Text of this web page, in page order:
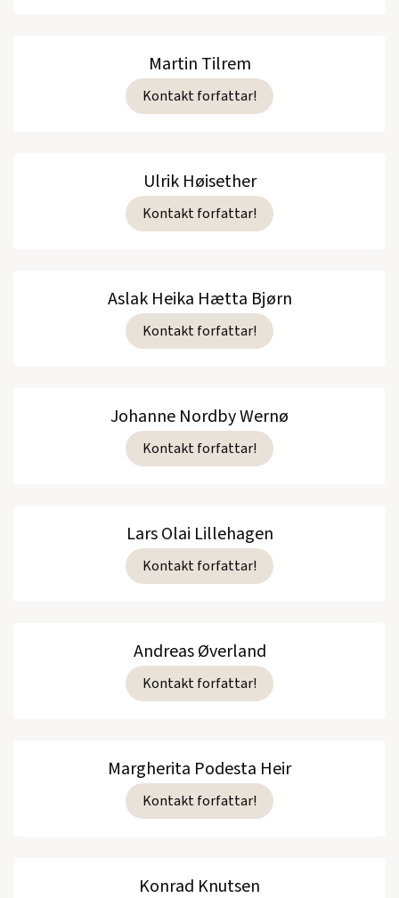
Martin Tilrem
Kontakt forfattar!
Ulrik Høisether
Kontakt forfattar!
Aslak Heika Hætta Bjørn
Kontakt forfattar!
Johanne Nordby Wernø
Kontakt forfattar!
Lars Olai Lillehagen
Kontakt forfattar!
Andreas Øverland
Kontakt forfattar!
Margherita Podesta Heir
Kontakt forfattar!
Konrad Knutsen